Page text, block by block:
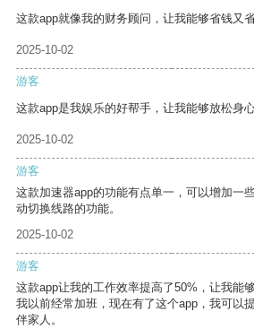
这款app就像我的财务顾问，让我能够省钱又省
2025-10-02
游客
这款app是我娱乐的好帮手，让我能够放松身
2025-10-02
游客
这款加速器app的功能有点单一，可以增加一
动切换线路的功能。
2025-10-02
游客
这款app让我的工作效率提高了50%，让我能
我以前经常加班，现在有了这个app，我可以
伴家人。